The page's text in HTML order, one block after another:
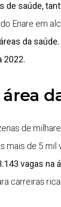
de saúde,
Enare em
da saúde.
2022.
de
de 5 mil
vagas na
carreiras